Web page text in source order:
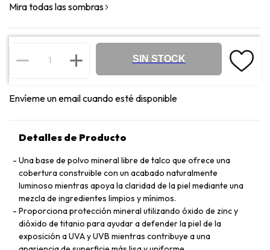
Mira todas las sombras
SIN STOCK
Envíeme un email cuando esté disponible
Detalles de Producto
Una base de polvo mineral libre de talco que ofrece una
cobertura construible con un acabado naturalmente
luminoso mientras apoya la claridad de la piel mediante una
mezcla de ingredientes limpios y mínimos.
Proporciona protección mineral utilizando óxido de zinc y
dióxido de titanio para ayudar a defender la piel de la
exposición a UVA y UVB mientras contribuye a una